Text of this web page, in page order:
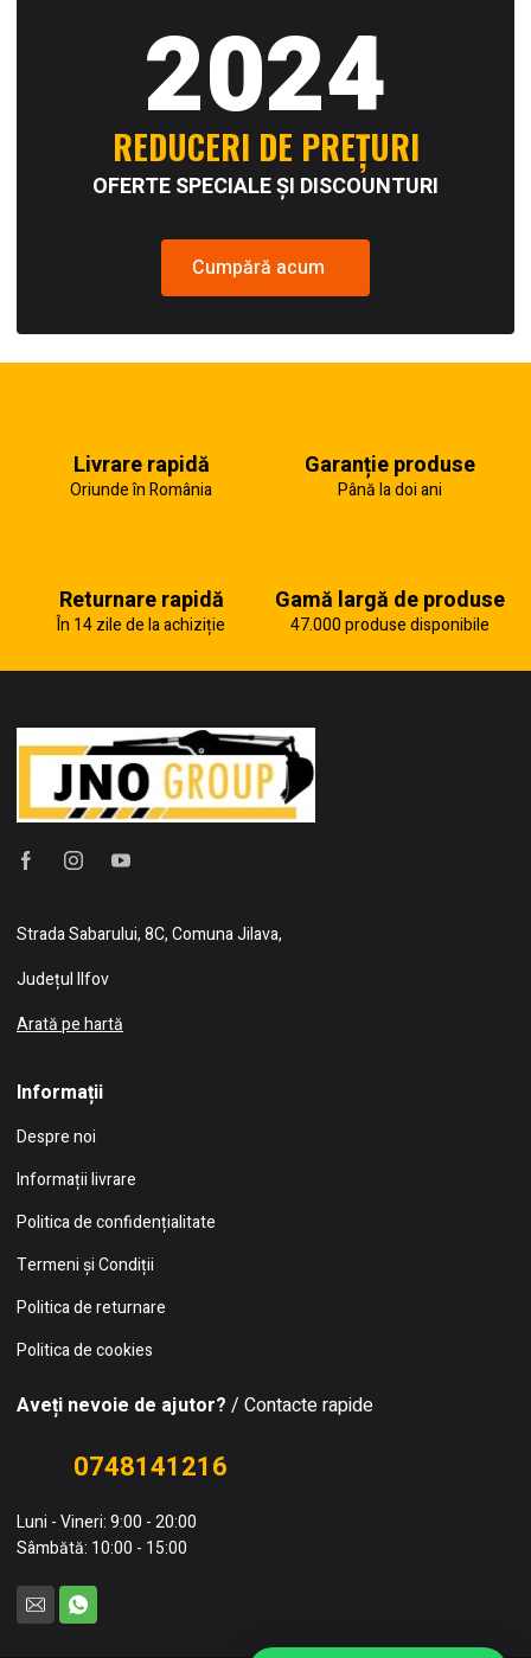
2024
REDUCERI DE PREȚURI
OFERTE SPECIALE ȘI DISCOUNTURI
Cumpără acum
Livrare rapidă
Oriunde în România
Garanție produse
Până la doi ani
Returnare rapidă
În 14 zile de la achiziție
Gamă largă de produse
47.000 produse disponibile
Strada Sabarului, 8C, Comuna Jilava,
Județul Ilfov
Arată pe hartă
Informații
Despre noi
Informații livrare
Politica de confidențialitate
Termeni și Condiții
Politica de returnare
Politica de cookies
Aveți nevoie de ajutor? / Contacte rapide
0748141216
Luni - Vineri: 9:00 - 20:00
Sâmbătă: 10:00 - 15:00